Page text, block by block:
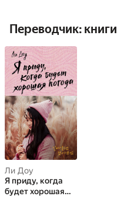
Переводчик: книги
Ли Доу
Я приду, когда
будет хорошая